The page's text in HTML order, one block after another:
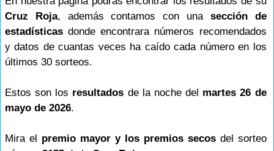
Cruz Roja, además contamos con una sección de
estadísticas donde encontrara números recomendados
y datos de cuantas veces ha caído cada número en los
últimos 30 sorteos.
Estos son los resultados de la noche del martes 26 de
mayo de 2026.
Mira el premio mayor y los premios secosdel sorteo